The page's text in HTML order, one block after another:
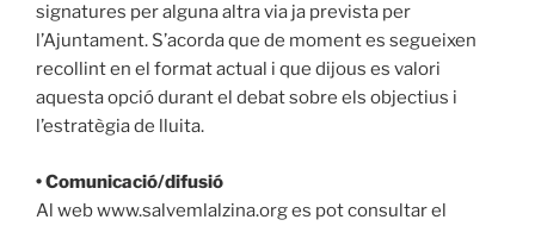
signatures per alguna altra via ja prevista per
l’Ajuntament. S’acorda que de moment es segueixen
recollint en el format actual i que dijous es valori
aquesta opció durant el debat sobre els objectius i
l’estratègia de lluita.
• Comunicació/difusió
Al web www.salvemlalzina.org es pot consultar el